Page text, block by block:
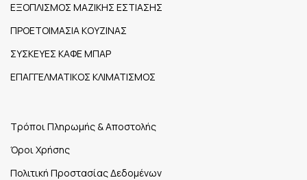
ΕΞΟΠΛΙΣΜΟΣ ΜΑΖΙΚΗΣ ΕΣΤΙΑΣΗΣ
ΠΡΟΕΤΟΙΜΑΣΙΑ ΚΟΥΖΙΝΑΣ
ΣΥΣΚΕΥΕΣ ΚΑΦΕ ΜΠΑΡ
ΕΠΑΓΓΕΛΜΑΤΙΚΟΣ ΚΛΙΜΑΤΙΣΜΟΣ
Τρόποι Πληρωμής & Αποστολής
Όροι Χρήσης
Πολιτική Προστασίας Δεδομένων